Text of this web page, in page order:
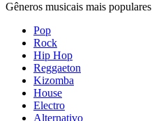
Gêneros musicais mais populares
Pop
Rock
Hip Hop
Reggaeton
Kizomba
House
Electro
Alternativo